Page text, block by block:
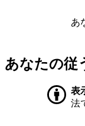
あ
あなたの従
表
法